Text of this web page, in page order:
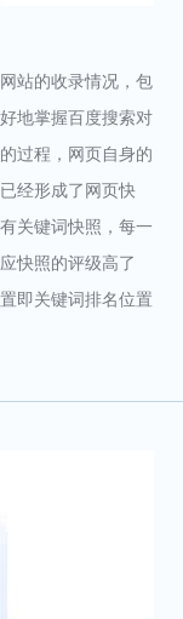
站的收录情况，包
地掌握百度搜索对
过程，网页自身的
经形成了网页快
关键词快照，每一
快照的评级高了
即关键词排名位置